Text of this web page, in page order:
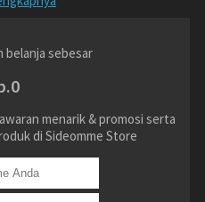
belanja sebesar
menarik & promosi serta
di Sideomme Store